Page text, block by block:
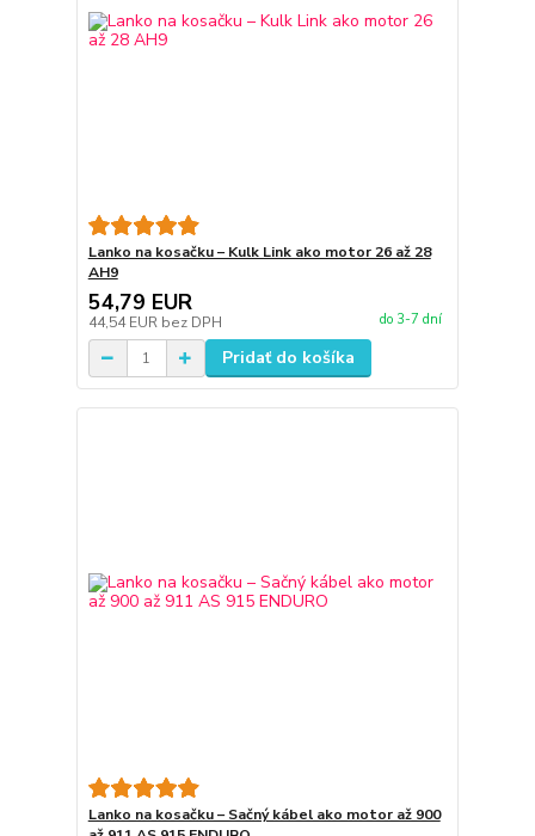
Lanko na kosačku – Kulk Link ako motor 26 až 28
AH9
54,79 EUR
44,54 EUR bez DPH do 3-7 dní
Pridať do košíka
Lanko na kosačku – Sačný kábel ako motor až 900